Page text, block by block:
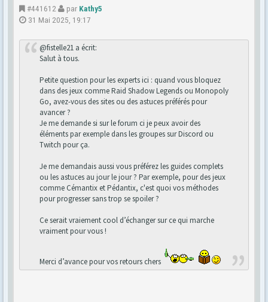
#441612 par Kathy5
31 Mai 2025, 19:17
@fistelle21 a écrit:
Salut à tous.
Petite question pour les experts ici : quand vous bloquez
dans des jeux comme Raid Shadow Legends ou Monopoly
Go, avez-vous des sites ou des astuces préférés pour
avancer ?
Je me demande si sur le forum ci je peux avoir des
éléments par exemple dans les groupes sur Discord ou
Twitch pour ça.
Je me demandais aussi vous préférez les guides complets
ou les astuces au jour le jour ? Par exemple, pour des jeux
comme Cémantix et Pédantix, c'est quoi vos méthodes
pour progresser sans trop se spoiler ?
Ce serait vraiement cool d’échanger sur ce qui marche
vraiment pour vous !
Merci d’avance pour vos retours chers